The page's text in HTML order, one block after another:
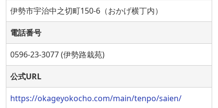
伊勢市宇治中之切町150-6（おかげ横丁内）
電話番号
0596-23-3077 (伊勢路栽苑)
公式URL
https://okageyokocho.com/main/tenpo/saien/